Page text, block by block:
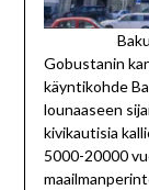
Gobustanin
käyntikohde
lounaaseen
kivikautisia
5000-20000